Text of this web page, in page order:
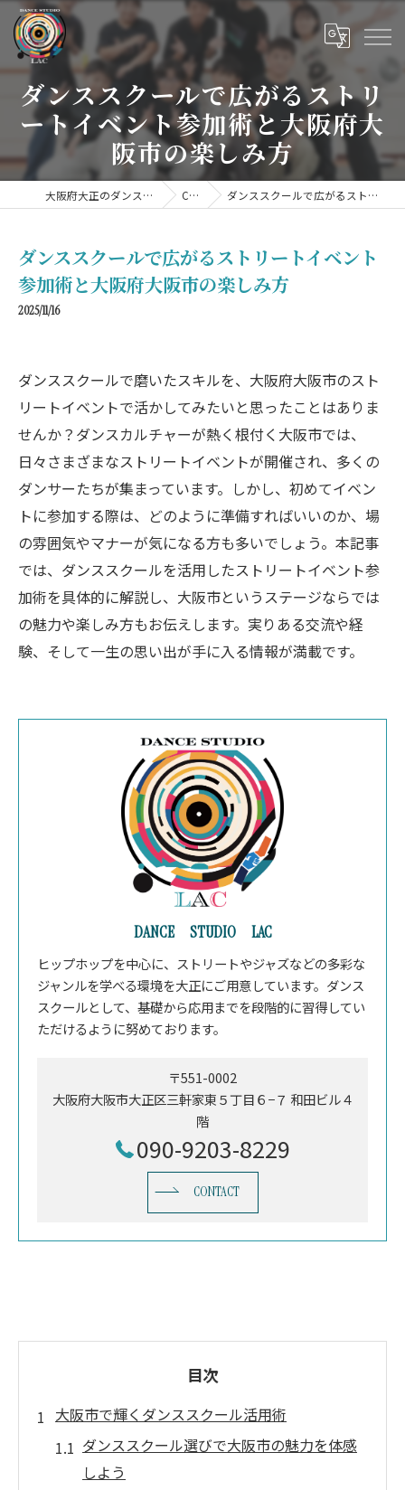
ダンススクールで広がるストリ
ートイベント参加術と大阪府大
阪市の楽しみ方
大阪府大正のダンススクールならDANCE STUDIO LAC COLUMN ダンススクールで広がるストリートイベント参加術と大阪府大阪市の楽しみ方
ダンススクールで広がるストリートイベント
参加術と大阪府大阪市の楽しみ方
2025/11/16
ダンススクールで磨いたスキルを、大阪府大阪市のスト
リートイベントで活かしてみたいと思ったことはありま
せんか？ダンスカルチャーが熱く根付く大阪市では、
日々さまざまなストリートイベントが開催され、多くの
ダンサーたちが集まっています。しかし、初めてイベン
トに参加する際は、どのように準備すればいいのか、場
の雰囲気やマナーが気になる方も多いでしょう。本記事
では、ダンススクールを活用したストリートイベント参
加術を具体的に解説し、大阪市というステージならでは
の魅力や楽しみ方もお伝えします。実りある交流や経
験、そして一生の思い出が手に入る情報が満載です。
DANCE STUDIO LAC
ヒップホップを中心に、ストリートやジャズなどの多彩な
ジャンルを学べる環境を大正にご用意しています。ダンス
スクールとして、基礎から応用までを段階的に習得してい
ただけるように努めております。
〒551-0002
大阪府大阪市大正区三軒家東５丁目６−７ 和田ビル４
階
090-9203-8229
CONTACT
目次
大阪市で輝くダンススクール活用術
ダンススクール選びで大阪市の魅力を体感
しよう